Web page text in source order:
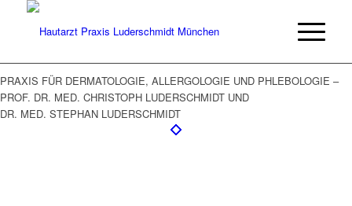
PRAXIS FÜR DERMATOLOGIE, ALLERGOLOGIE UND PHLEBOLOGIE –
PROF. DR. MED. CHRISTOPH LUDERSCHMIDT UND
DR. MED. STEPHAN LUDERSCHMIDT